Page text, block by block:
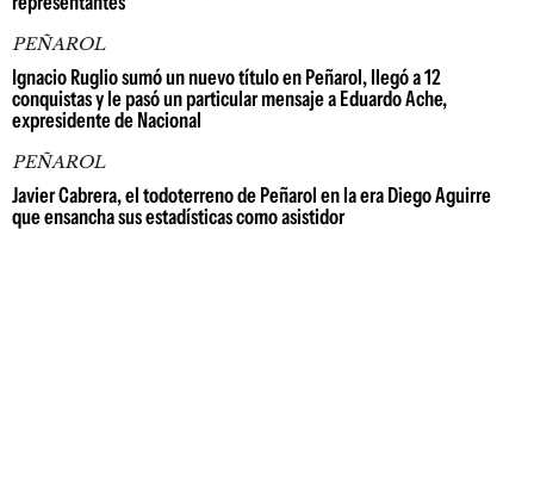
PEÑAROL
Ignacio Ruglio sumó un nuevo título en Peñarol, llegó a 12
conquistas y le pasó un particular mensaje a Eduardo Ache,
expresidente de Nacional
PEÑAROL
Javier Cabrera, el todoterreno de Peñarol en la era Diego Aguirre
que ensancha sus estadísticas como asistidor